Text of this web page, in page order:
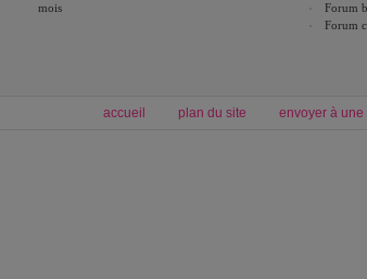
mois
Forum
Forum
accueil plan du site envoyer à une